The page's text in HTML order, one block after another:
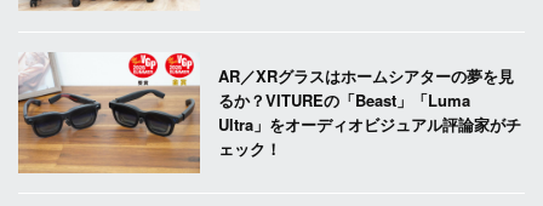
AR／XRグラスはホームシアターの夢を見
るか？VITUREの「Beast」「Luma
Ultra」をオーディオビジュアル評論家がチ
ェック！